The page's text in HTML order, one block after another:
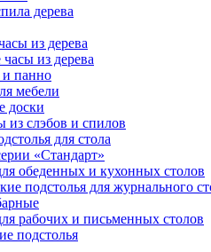
дерева
из дерева
из дерева
панно
мебели
доски
из слэбов и спилов
для стола
«Стандарт»
обеденных и кухонных столов
подстолья для журнального
рабочих и письменных столов
подстолья